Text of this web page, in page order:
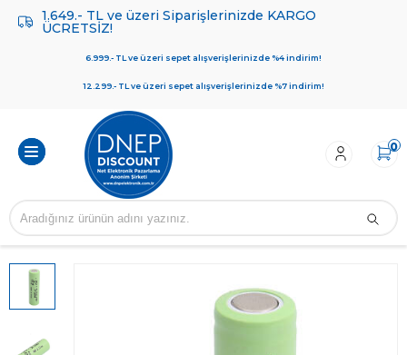
1.649.- TL ve üzeri Siparişlerinizde KARGO
ÜCRETSİZ!
6.999.- TL ve üzeri sepet alışverişlerinizde %4 indirim!
12.299.- TL ve üzeri sepet alışverişlerinizde %7 indirim!
0